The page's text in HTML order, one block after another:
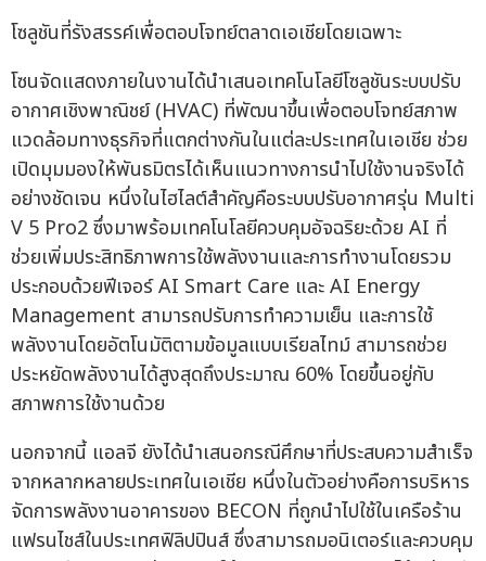
โซลูชันที่รังสรรค์เพื่อตอบโจทย์ตลาดเอเชียโดยเฉพาะ
โซนจัดแสดงภายในงานได้นำเสนอเทคโนโลยีโซลูชันระบบปรับ
อากาศเชิงพาณิชย์ (HVAC) ที่พัฒนาขึ้นเพื่อตอบโจทย์สภาพ
แวดล้อมทางธุรกิจที่แตกต่างกันในแต่ละประเทศในเอเชีย ช่วย
เปิดมุมมองให้พันธมิตรได้เห็นแนวทางการนำไปใช้งานจริงได้
อย่างชัดเจน หนึ่งในไฮไลต์สำคัญคือระบบปรับอากาศรุ่น Multi
V 5 Pro2 ซึ่งมาพร้อมเทคโนโลยีควบคุมอัจฉริยะด้วย AI ที่
ช่วยเพิ่มประสิทธิภาพการใช้พลังงานและการทำงานโดยรวม
ประกอบด้วยฟีเจอร์ AI Smart Care และ AI Energy
Management สามารถปรับการทำความเย็น และการใช้
พลังงานโดยอัตโนมัติตามข้อมูลแบบเรียลไทม์ สามารถช่วย
ประหยัดพลังงานได้สูงสุดถึงประมาณ 60% โดยขึ้นอยู่กับ
สภาพการใช้งานด้วย
นอกจากนี้ แอลจี ยังได้นำเสนอกรณีศึกษาที่ประสบความสำเร็จ
จากหลากหลายประเทศในเอเชีย หนึ่งในตัวอย่างคือการบริหาร
จัดการพลังงานอาคารของ BECON ที่ถูกนำไปใช้ในเครือร้าน
แฟรนไชส์ในประเทศฟิลิปปินส์ ซึ่งสามารถมอนิเตอร์และควบคุม